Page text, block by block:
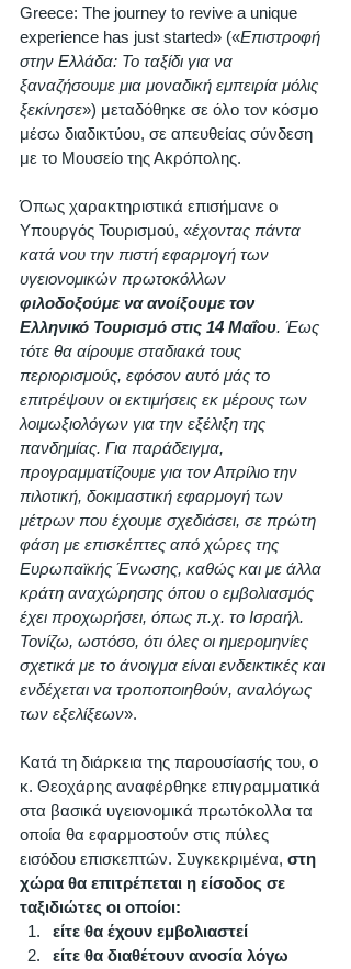
Greece: The journey to revive a unique
experience has just started» («Επιστροφή
στην Ελλάδα: Το ταξίδι για να
ξαναζήσουμε μια μοναδική εμπειρία μόλις
ξεκίνησε») μεταδόθηκε σε όλο τον κόσμο
μέσω διαδικτύου, σε απευθείας σύνδεση
με το Μουσείο της Ακρόπολης.
Όπως χαρακτηριστικά επισήμανε ο
Υπουργός Τουρισμού, «έχοντας πάντα
κατά νου την πιστή εφαρμογή των
υγειονομικών πρωτοκόλλων
φιλοδοξούμε να ανοίξουμε τον
Ελληνικό Τουρισμό στις 14 Μαΐου. Έως
τότε θα αίρουμε σταδιακά τους
περιορισμούς, εφόσον αυτό μάς το
επιτρέψουν οι εκτιμήσεις εκ μέρους των
λοιμωξιολόγων για την εξέλιξη της
πανδημίας. Για παράδειγμα,
προγραμματίζουμε για τον Απρίλιο την
πιλοτική, δοκιμαστική εφαρμογή των
μέτρων που έχουμε σχεδιάσει, σε πρώτη
φάση με επισκέπτες από χώρες της
Ευρωπαϊκής Ένωσης, καθώς και με άλλα
κράτη αναχώρησης όπου ο εμβολιασμός
έχει προχωρήσει, όπως π.χ. το Ισραήλ.
Τονίζω, ωστόσο, ότι όλες οι ημερομηνίες
σχετικά με το άνοιγμα είναι ενδεικτικές και
ενδέχεται να τροποποιηθούν, αναλόγως
των εξελίξεων».
Κατά τη διάρκεια της παρουσίασής του, ο
κ. Θεοχάρης αναφέρθηκε επιγραμματικά
στα βασικά υγειονομικά πρωτόκολλα τα
οποία θα εφαρμοστούν στις πύλες
εισόδου επισκεπτών. Συγκεκριμένα, στη
χώρα θα επιτρέπεται η είσοδος σε
ταξιδιώτες οι οποίοι:
είτε θα έχουν εμβολιαστεί
είτε θα διαθέτουν ανοσία λόγω